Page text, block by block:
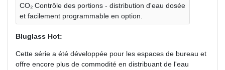
CO₂ Contrôle des portions - distribution d'eau dosée
et facilement programmable en option.
Bluglass Hot:
Cette série a été développée pour les espaces de bureau et
offre encore plus de commodité en distribuant de l'eau